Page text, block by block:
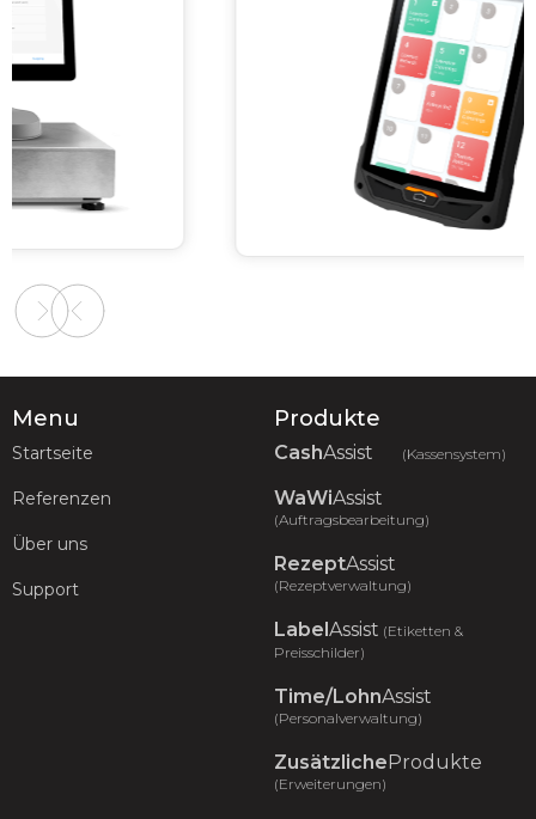
Slide 2 of 2.
Menu
Startseite
Referenzen
Über uns
Support
Produkte
CashAssist (Kassensystem)
WaWiAssist
(Auftragsbearbeitung)
RezeptAssist
(Rezeptverwaltung)
LabelAssist (Etiketten &
Preisschilder)
Time/LohnAssist
(Personalverwaltung)
ZusätzlicheProdukte
(Erweiterungen)